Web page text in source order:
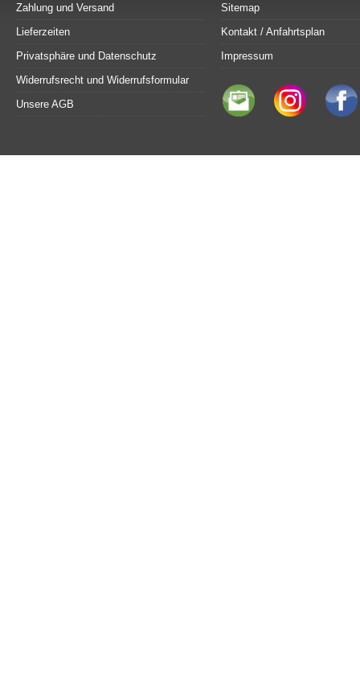
Zahlung und Versand
Lieferzeiten
Privatsphäre und Datenschutz
Widerrufsrecht und Widerrufsformular
Unsere AGB
Sitemap
Kontakt / Anfahrtsplan
Impressum